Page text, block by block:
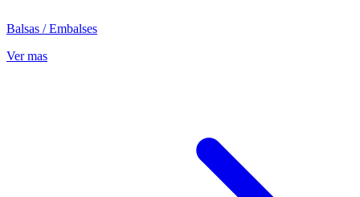
Balsas / Embalses
Ver mas